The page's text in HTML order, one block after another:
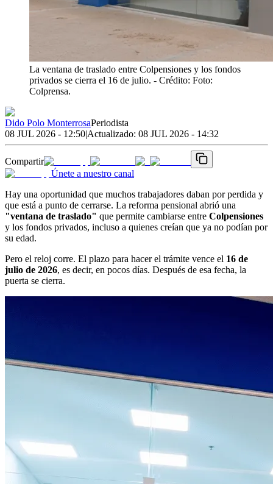
La ventana de traslado entre Colpensiones y los fondos
privados se cierra el 16 de julio. - Crédito: Foto:
Colprensa.
Dido Polo MonterrosaPeriodista
08 JUL 2026 - 12:50|Actualizado: 08 JUL 2026 - 14:32
Compartir
Únete a nuestro canal
Hay una oportunidad que muchos trabajadores daban por perdida y
que está a punto de cerrarse. La reforma pensional abrió una
"ventana de traslado" que permite cambiarse entre Colpensiones
y los fondos privados, incluso a quienes creían que ya no podían por
su edad.
Pero el reloj corre. El plazo para hacer el trámite vence el 16 de
julio de 2026, es decir, en pocos días. Después de esa fecha, la
puerta se cierra.